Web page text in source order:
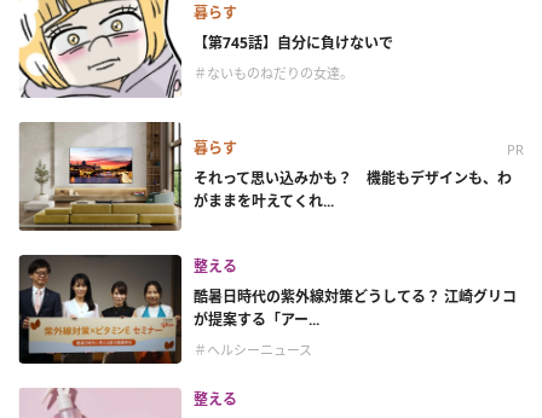
暮らす
【第745話】自分に負けないで
＃ないものねだりの女達。
暮らす PR
それって思い込みかも？ 機能もデザインも、わ
がままを叶えてくれ...
整える
酷暑日時代の紫外線対策どうしてる？ 江崎グリコ
が提案する「アー...
＃ヘルシーニュース
整える